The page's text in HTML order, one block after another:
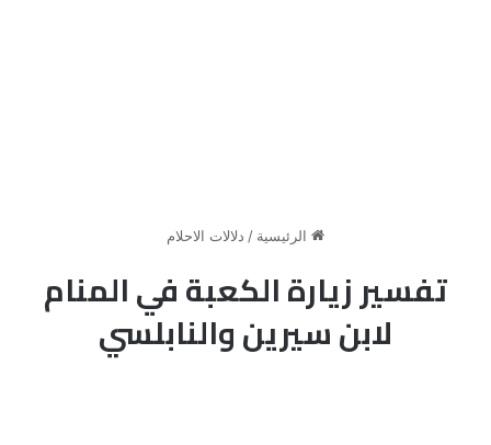
الرئيسية / دلالات الاحلام
تفسير زيارة الكعبة في المنام
لابن سيرين والنابلسي